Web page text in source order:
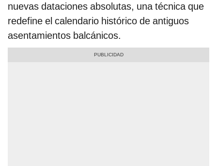
nuevas dataciones absolutas, una técnica que
redefine el calendario histórico de antiguos
asentamientos balcánicos.